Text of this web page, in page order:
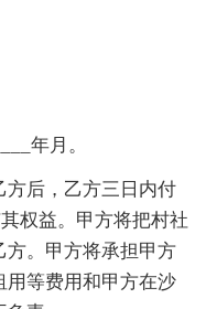
年月。
方后，乙方三日内付
权益。甲方将把村社
方。甲方将承担甲方
用等费用和甲方在沙